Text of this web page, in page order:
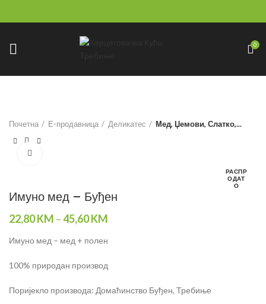
0
Почетна Е-продавница Деликатес Мед, Џемови, Слатко,...
РАСПР
ОДАТ
О
Имуно мед – Буђен
22,80KM –45,60KM
Имуно мед – мед + полен
100% природан производ
Поријекло производа: Домаћинство Буђен, Требиње